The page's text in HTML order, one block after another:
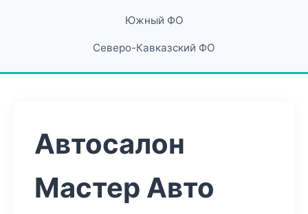
Южный ФО
Северо-Кавказский ФО
Автосалон
Мастер Авто